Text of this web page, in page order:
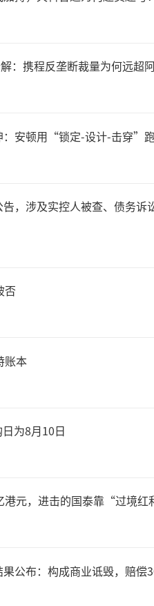
；综合产品
；烘焙产品
方面，上半
营收为
务营收为
店营收为
作为线下
收为1.76
截至2025年
450家，其
食品产业分
，很大程度
增长，它
特征与行为
：携程反垄断裁量为何远超
：安顿用“锁定-设计-击穿”
，涉及实控人被查、债务诉
否
账本
为8月10日
港元，进击的国泰靠“过境
公布：构成商业诋毁，赔偿